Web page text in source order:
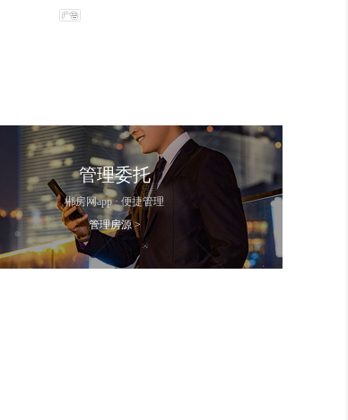
管理委托
郴房网app · 便捷管理
管理房源 >